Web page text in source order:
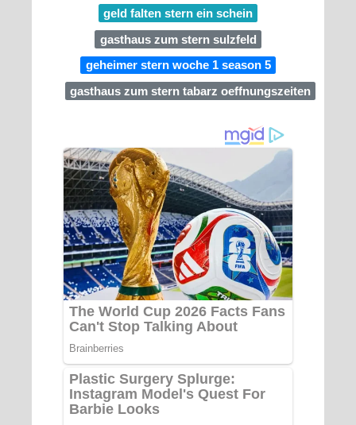
geld falten stern ein schein
gasthaus zum stern sulzfeld
geheimer stern woche 1 season 5
gasthaus zum stern tabarz oeffnungszeiten